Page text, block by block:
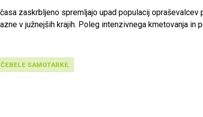
zaskrbljeno spremljajo upad populacij opraševalcev
v južnejših krajih. Poleg intenzivnega kmetovanja in
kako temperatura vpliva na uspešnost oziroma
ČEBELE SAMOTARKE.